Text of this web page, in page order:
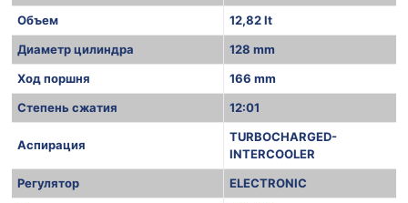
Объем
12,82 lt
Диаметр цилиндра
128 mm
Ход поршня
166 mm
Степень сжатия
12:01
Аспирация
TURBOCHARGED-
INTERCOOLER
Регулятор
ELECTRONIC